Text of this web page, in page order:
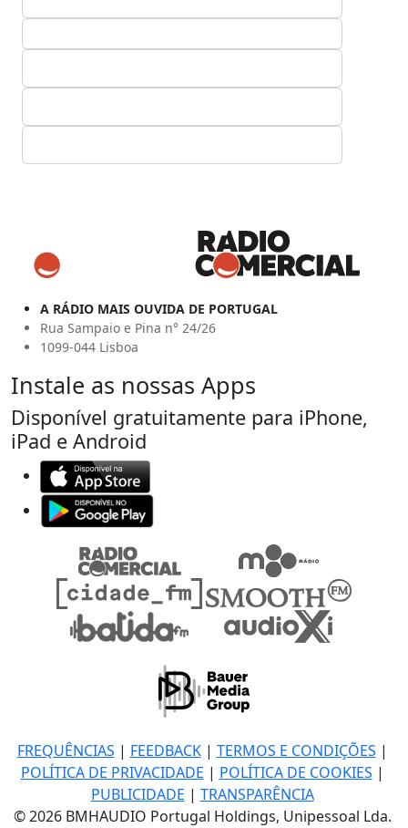
A RÁDIO MAIS OUVIDA DE PORTUGAL
Rua Sampaio e Pina n° 24/26
1099-044 Lisboa
Instale as nossas Apps
Disponível gratuitamente para iPhone,
iPad e Android
FREQUÊNCIAS | FEEDBACK| TERMOS E CONDIÇÕES |
POLÍTICA DE PRIVACIDADE | POLÍTICA DE COOKIES |
PUBLICIDADE | TRANSPARÊNCIA
© 2026 BMHAUDIO Portugal Holdings, Unipessoal Lda.